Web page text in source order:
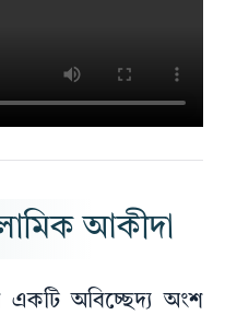
আকীদা
একটি অবিচ্ছেদ্য অংশ